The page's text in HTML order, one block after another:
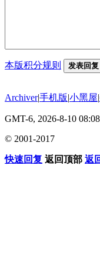
本版积分规则 发表回复
Archiver|手机版|小黑屋|
GMT-6, 2026-8-10 08:08
© 2001-2017
快速回复 返回顶部 返